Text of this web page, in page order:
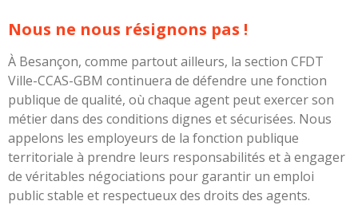
Nous ne nous résignons pas !
À Besançon, comme partout ailleurs, la section CFDT
Ville-CCAS-GBM continuera de défendre une fonction
publique de qualité, où chaque agent peut exercer son
métier dans des conditions dignes et sécurisées. Nous
appelons les employeurs de la fonction publique
territoriale à prendre leurs responsabilités et à engager
de véritables négociations pour garantir un emploi
public stable et respectueux des droits des agents.